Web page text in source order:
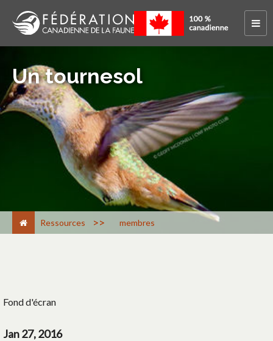
Un tournesol
Ressources > membres
Fond d'écran
Jan 27, 2016